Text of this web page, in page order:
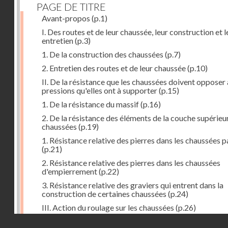
PAGE DE TITRE
Avant-propos (p.1)
I. Des routes et de leur chaussée, leur construction et
entretien(p.3)
1. De la construction des chaussées (p.7)
2. Entretien des routes et de leur chaussée(p.10)
II. De la résistance que les chaussées doivent opposer
pressions qu'elles ont à supporter(p.15)
1. De la résistance du massif(p.16)
2. De la résistance des éléments de la couche
chaussées (p.19)
1. Résistance relative des pierres dans les chaussées
(p.21)
2. Résistance relative des pierres dans les chaussées
d'empierrement(p.22)
3. Résistance relative des graviers qui entrent dans la
construction de certaines chaussées (p.24)
III. Action du roulage sur les chaussées (p.26)